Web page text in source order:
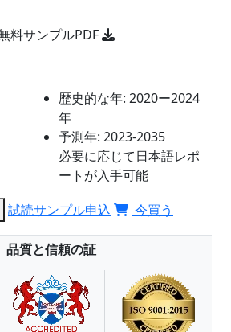
料サンプルPDF
歴史的な年: 2020ー2024
年
予測年: 2023-2035
必要に応じて日本語レポ
ートが入手可能
試読サンプル申込 今買う
品質と信頼の証